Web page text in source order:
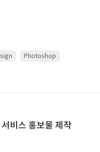
Photoshop
비스 홍보물 제작